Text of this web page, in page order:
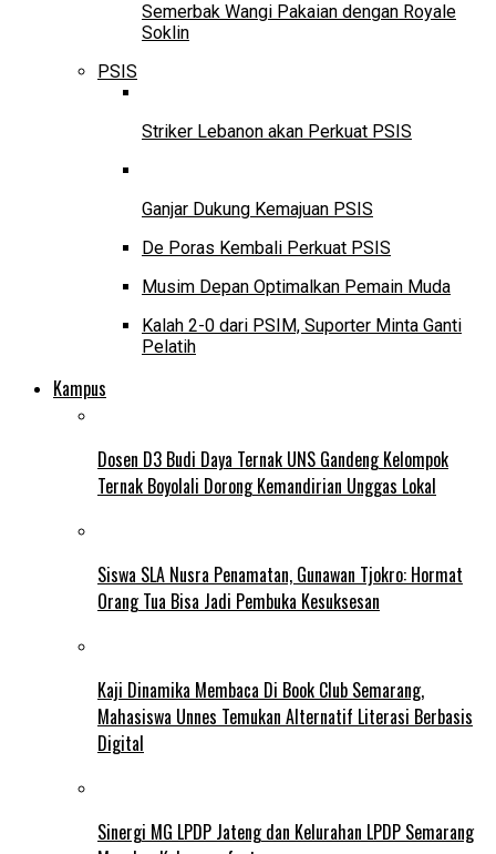
Semerbak Wangi Pakaian dengan Royale
Soklin
PSIS
Striker Lebanon akan Perkuat PSIS
Ganjar Dukung Kemajuan PSIS
De Poras Kembali Perkuat PSIS
Musim Depan Optimalkan Pemain Muda
Kalah 2-0 dari PSIM, Suporter Minta Ganti
Pelatih
Kampus
Dosen D3 Budi Daya Ternak UNS Gandeng Kelompok
Ternak Boyolali Dorong Kemandirian Unggas Lokal
Siswa SLA Nusra Penamatan, Gunawan Tjokro: Hormat
Orang Tua Bisa Jadi Pembuka Kesuksesan
Kaji Dinamika Membaca Di Book Club Semarang,
Mahasiswa Unnes Temukan Alternatif Literasi Berbasis
Digital
Sinergi MG LPDP Jateng dan Kelurahan LPDP Semarang